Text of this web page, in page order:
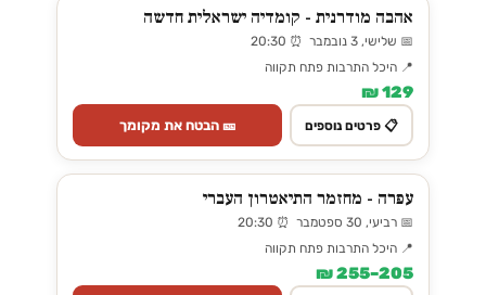
אהבה מודרנית - קומדיה ישראלית חדשה
📅 שלישי, 3 נובמבר ⏰ 20:30
📍 היכל התרבות פתח תקווה
129 ₪
📋 פרטים נוספים 🎫 הבטח את מקומך
עפרה - מחזמר התיאטרון העברי
📅 רביעי, 30 ספטמבר ⏰ 20:30
📍 היכל התרבות פתח תקווה
205–255 ₪